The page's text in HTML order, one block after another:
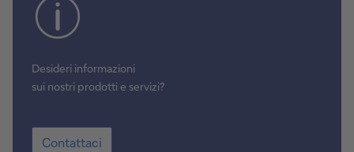
Desideri informazioni
sui nostri prodotti e servizi?
Contattaci
Contattaci